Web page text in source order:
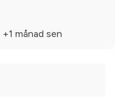
+1 månad sen